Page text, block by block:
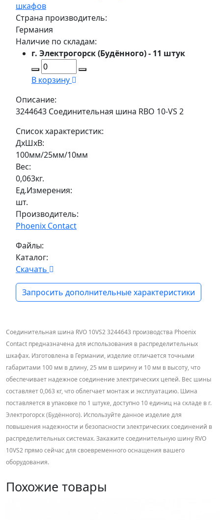
шкафов
Страна производитель:
Германия
Наличие по складам:
г. Электрогорск (Будённого) - 11 штук
В корзину
Описание:
3244643 Соединительная шина RBO 10-VS 2
Список характеристик:
ДxШxВ:
100мм/25мм/10мм
Вес:
0,063кг.
Ед.Измерения:
шт.
Производитель:
Phoenix Contact
Файлы:
Каталог:
Скачать
Запросить дополнительные характеристики
Соединительная шина RVO 10VS2 3244643 производства Phoenix
Contact предназначена для использования в распределительных
шкафах. Изготовлена в Германии, изделие отличается точными
габаритами 100 мм в длину, 25 мм в ширину и 10 мм в высоту, что
обеспечивает надежное соединение электрических цепей. Вес шины
составляет 0,063 кг, что облегчает монтаж и эксплуатацию. Шина
поставляется в упаковке по 1 штуке, доступно 10 единиц на складе в г.
Электрогорск (Будённого). Используйте данное изделие для
повышения надежности и безопасности электрических соединений в
распределительных системах. Закажите соединительную шину RVO
10VS2 прямо сейчас для своевременного оснащения вашего
оборудования.
Похожие товары